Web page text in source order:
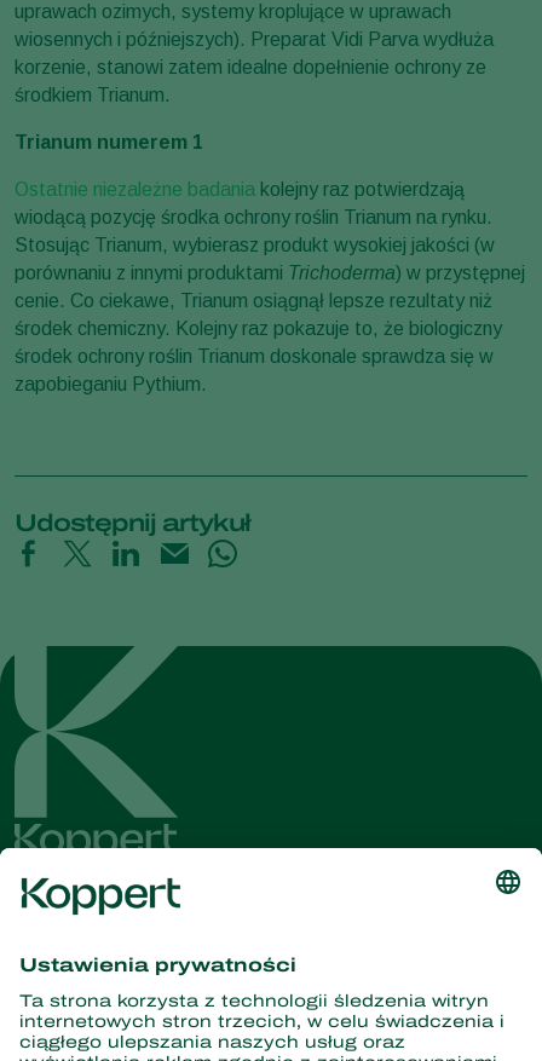
uprawach ozimych, systemy kroplujące w uprawach
wiosennych i późniejszych). Preparat Vidi Parva wydłuża
korzenie, stanowi zatem idealne dopełnienie ochrony ze
środkiem Trianum.
Trianum numerem 1
Ostatnie niezależne badania kolejny raz potwierdzają
wiodącą pozycję środka ochrony roślin Trianum na rynku.
Stosując Trianum, wybierasz produkt wysokiej jakości (w
porównaniu z innymi produktami Trichoderma) w przystępnej
cenie. Co ciekawe, Trianum osiągnął lepsze rezultaty niż
środek chemiczny. Kolejny raz pokazuje to, że biologiczny
środek ochrony roślin Trianum doskonale sprawdza się w
zapobieganiu Pythium.
Udostępnij artykuł
Dostęp do najnowszych
wiadomości i informacji
Zasubskrybuj tutaj